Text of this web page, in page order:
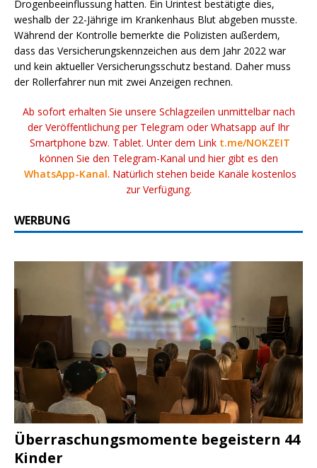
Drogenbeeinflussung hatten. Ein Urintest bestätigte dies,
weshalb der 22-Jährige im Krankenhaus Blut abgeben musste.
Während der Kontrolle bemerkte die Polizisten außerdem,
dass das Versicherungskennzeichen aus dem Jahr 2022 war
und kein aktueller Versicherungsschutz bestand. Daher muss
der Rollerfahrer nun mit zwei Anzeigen rechnen.
Ab sofort erhalten Sie unsere Schlagzeilen unmittelbar nach
der Veröffentlichung per Telegram oder Whatsapp auf Ihr
Smartphone bzw. Tablet. Unter dem Link t.me/NOKZEIT
können Sie den Telegram-Kanal und hier gibt es den
WhatsApp-Kanal. Natürlich stehen beide Kanäle kostenlos
zur Verfügung.
WERBUNG
Überraschungsmomente begeistern 44
Kinder